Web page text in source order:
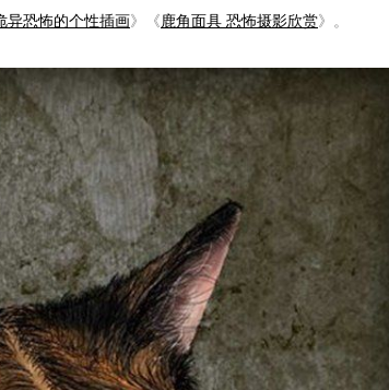
异恐怖的个性插画》《鹿角面具 恐怖摄影欣赏》。